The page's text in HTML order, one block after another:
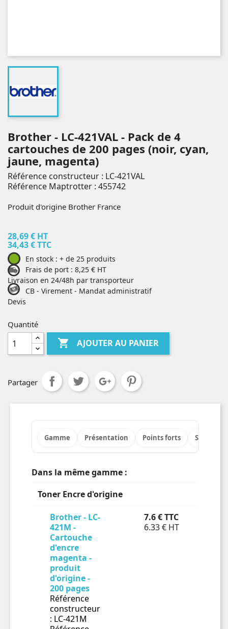
Brother - LC-421VAL - Pack de 4
cartouches de 200 pages (noir, cyan,
jaune, magenta)
Référence constructeur : LC-421VAL
Référence Maptrotter : 455742
Produit d'origine Brother France
28,69 € HT
34,43 € TTC
En stock : + de 25 produits
Frais de port : 8,25 € HT
Livraison en 24/48h par transporteur
CB - Virement - Mandat administratif
Devis
Quantité
 AJOUTER AU PANIER
Partager
Gamme Présentation Points forts
Dans la même gamme :
Toner Encre d'origine
Brother - LC-
421M -
Cartouche
d'encre
magenta -
produit
d'origine -
200 pages
Référence
constructeur
: LC-421M
7.6 € TTC
6.33 € HT